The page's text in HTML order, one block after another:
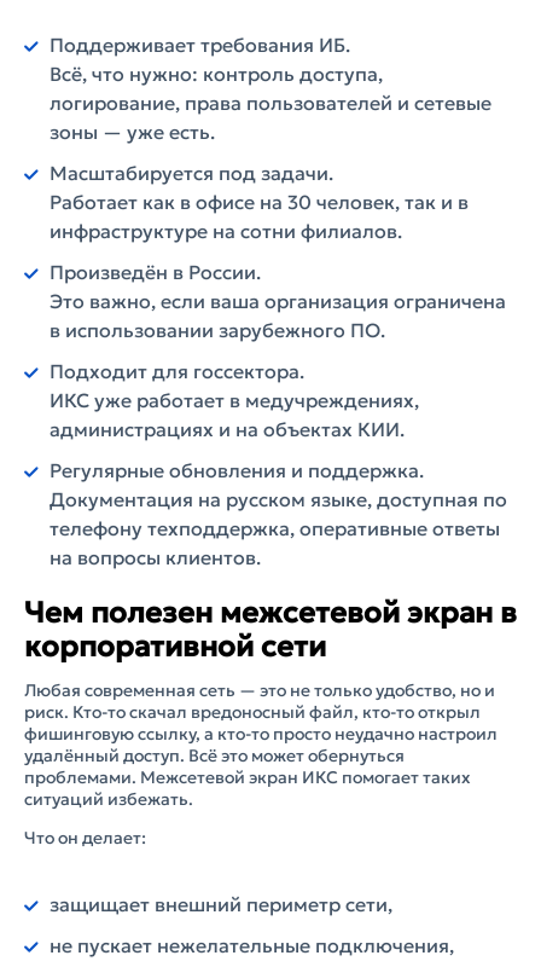
Поддерживает требования ИБ.
Всё, что нужно: контроль доступа,
логирование, права пользователей и сетевые
зоны — уже есть.
Масштабируется под задачи.
Работает как в офисе на 30 человек, так и в
инфраструктуре на сотни филиалов.
Произведён в России.
Это важно, если ваша организация ограничена
в использовании зарубежного ПО.
Подходит для госсектора.
ИКС уже работает в медучреждениях,
администрациях и на объектах КИИ.
Регулярные обновления и поддержка.
Документация на русском языке, доступная по
телефону техподдержка, оперативные ответы
на вопросы клиентов.
Чем полезен межсетевой экран в
корпоративной сети
Любая современная сеть — это не только удобство, но и
риск. Кто-то скачал вредоносный файл, кто-то открыл
фишинговую ссылку, а кто-то просто неудачно настроил
удалённый доступ. Всё это может обернуться
проблемами. Межсетевой экран ИКС помогает таких
ситуаций избежать.
Что он делает:
защищает внешний периметр сети,
не пускает нежелательные подключения,